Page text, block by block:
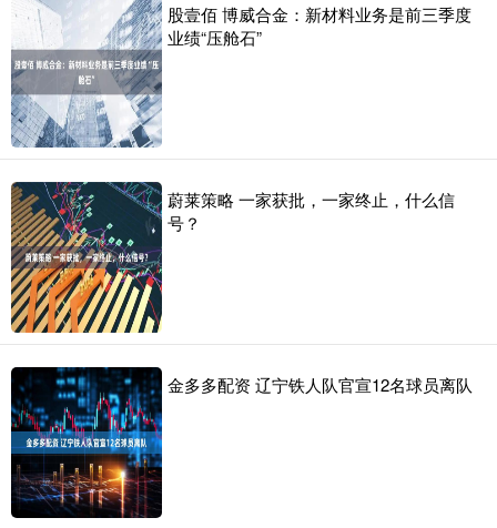
股壹佰 博威合金：新材料业务是前三季度
业绩“压舱石”
蔚莱策略 一家获批，一家终止，什么信
号？
金多多配资 辽宁铁人队官宣12名球员离队